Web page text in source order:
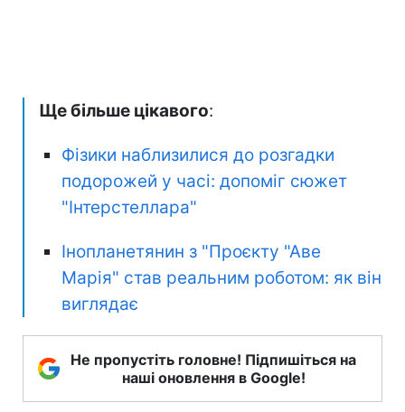
Ще більше цікавого:
Фізики наблизилися до розгадки
подорожей у часі: допоміг сюжет
"Інтерстеллара"
Інопланетянин з "Проєкту "Аве
Марія" став реальним роботом: як він
виглядає
Не пропустіть головне! Підпишіться на
наші оновлення в Google!